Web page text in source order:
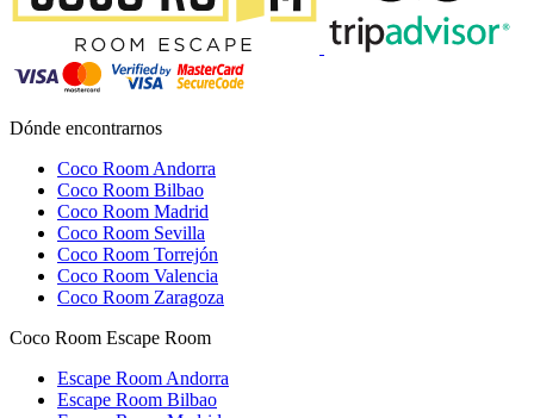
Dónde encontrarnos
Coco Room Andorra
Coco Room Bilbao
Coco Room Madrid
Coco Room Sevilla
Coco Room Torrejón
Coco Room Valencia
Coco Room Zaragoza
Coco Room Escape Room
Escape Room Andorra
Escape Room Bilbao